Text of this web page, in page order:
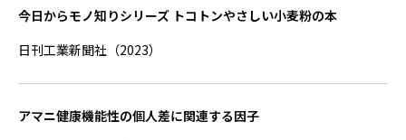
今日からモノ知りシリーズ トコトンやさしい小麦粉の本
日刊工業新聞社（2023）
アマニ健康機能性の個人差に関連する因子